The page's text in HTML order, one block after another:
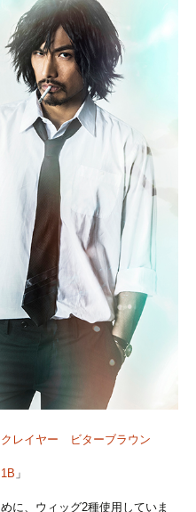
クレイヤー ビターブラウン
」
に、ウィッグ2種使用していま